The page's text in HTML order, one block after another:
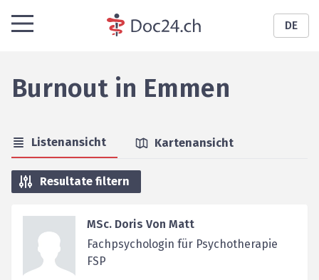
DE
Burnout in Emmen
Listenansicht Kartenansicht
Resultate filtern
MSc. Doris Von Matt
Fachpsychologin für Psychotherapie
FSP